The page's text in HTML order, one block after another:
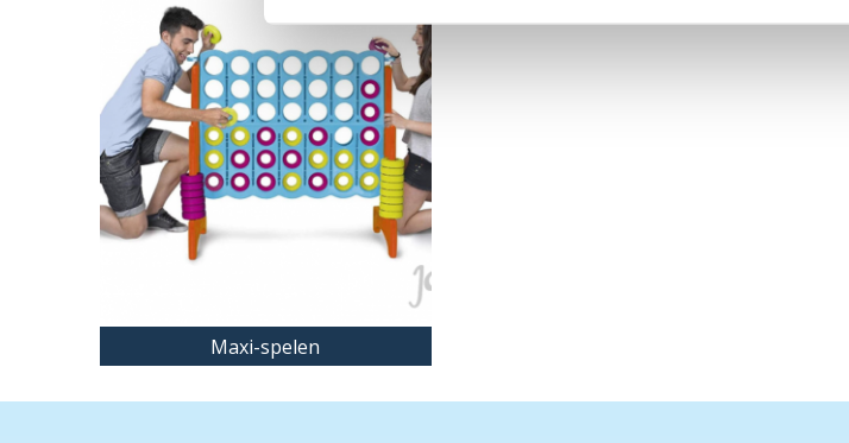
Maxi-spelen